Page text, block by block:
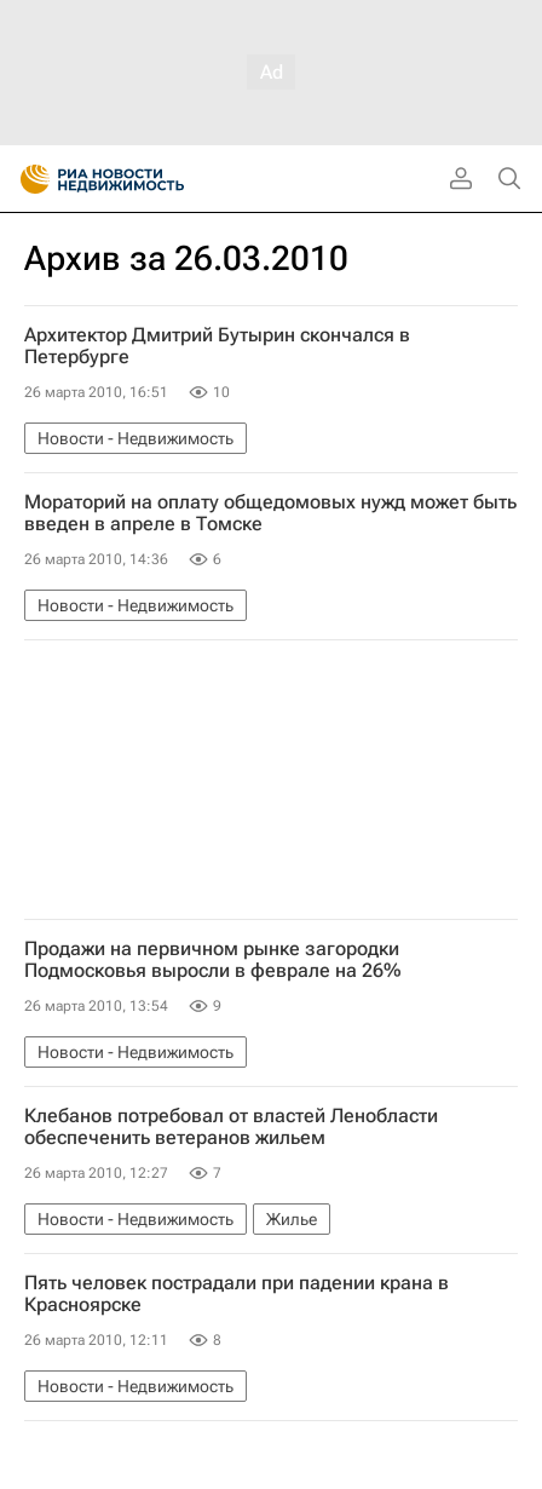
Архив за 26.03.2010
Архитектор Дмитрий Бутырин скончался в
Петербурге
26 марта 2010, 16:51 10
Новости - Недвижимость
Мораторий на оплату общедомовых нужд может быть
введен в апреле в Томске
26 марта 2010, 14:36 6
Новости - Недвижимость
Продажи на первичном рынке загородки
Подмосковья выросли в феврале на 26%
26 марта 2010, 13:54 9
Новости - Недвижимость
Клебанов потребовал от властей Ленобласти
обеспеченить ветеранов жильем
26 марта 2010, 12:27 7
Новости - Недвижимость Жилье
Пять человек пострадали при падении крана в
Красноярске
26 марта 2010, 12:11 8
Новости - Недвижимость